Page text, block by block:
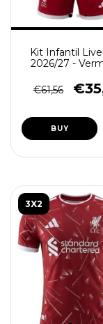
Kit Infantil
2026/27 -
€61,56
BUY
3X2